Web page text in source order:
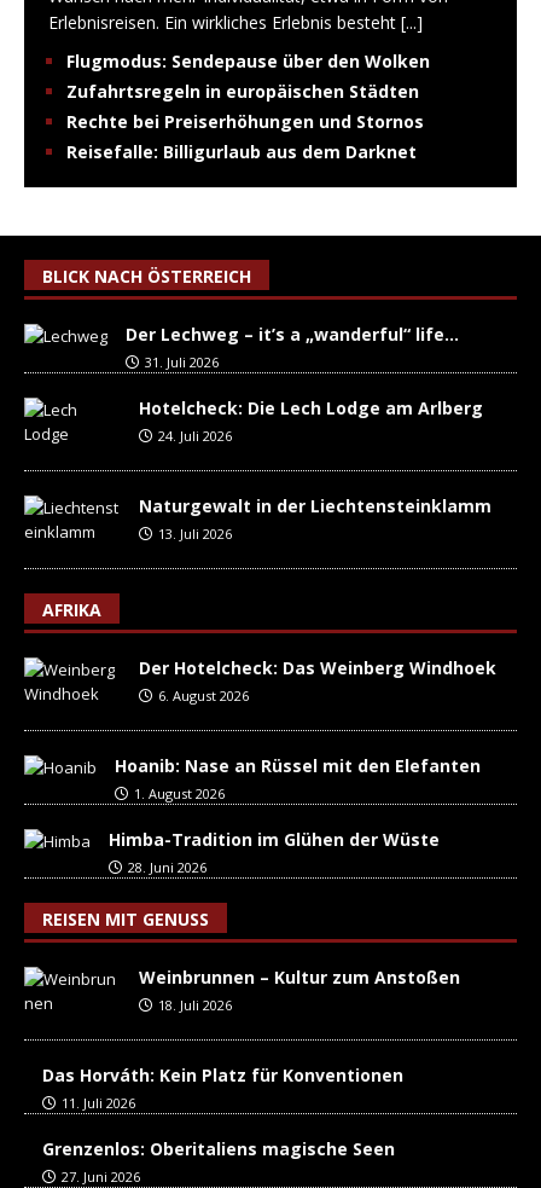
Erlebnisreisen. Ein wirkliches Erlebnis besteht [...]
Flugmodus: Sendepause über den Wolken
Zufahrtsregeln in europäischen Städten
Rechte bei Preiserhöhungen und Stornos
Reisefalle: Billigurlaub aus dem Darknet
BLICK NACH ÖSTERREICH
Der Lechweg – it’s a „wanderful“ life…
31. Juli 2026
Hotelcheck: Die Lech Lodge am Arlberg
24. Juli 2026
Naturgewalt in der Liechtensteinklamm
13. Juli 2026
AFRIKA
Der Hotelcheck: Das Weinberg Windhoek
6. August 2026
Hoanib: Nase an Rüssel mit den Elefanten
1. August 2026
Himba-Tradition im Glühen der Wüste
28. Juni 2026
REISEN MIT GENUSS
Weinbrunnen – Kultur zum Anstoßen
18. Juli 2026
Das Horváth: Kein Platz für Konventionen
11. Juli 2026
Grenzenlos: Oberitaliens magische Seen
27. Juni 2026